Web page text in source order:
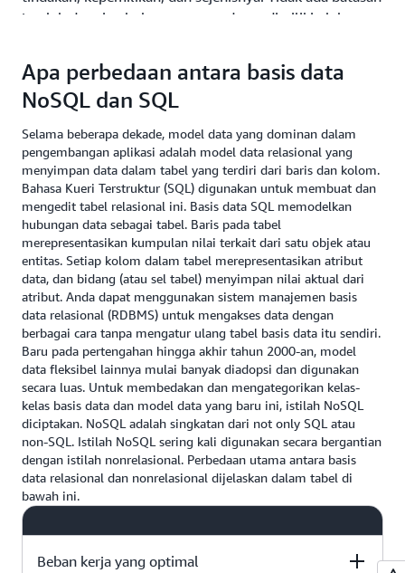
jumlah dan tipe hubungan yang dapat dimiliki oleh
grafik
untuk membuat dan menjalankan aplikasi yang
bekerja dengan set data yang sangat terhubung. Kasus
penggunaan umum untuk basis data grafik mencakup
jaringan media sosial, mesin rekomendasi, deteksi
dan grafik pengetahuan.Amazon Neptuneadalah
layanan basis data grafik terkelola penuh yang
mendukung model Grafik Properti dan Kerangka Kerja
Deskripsi Sumber Daya (RDF) dengan pilihan dua API
grafik (TinkerPop dan RDF/SPARQL).
Basis data dalam memori
Saat basis data nonrelasional lainnya menyimpan data
padadiskatau SSD,penyimpanan data dalam memori
didesain agar tidak perlu mengaksesdisk. Penyimpanan
data dalam memori ideal untuk aplikasi yang
membutuhkan waktu respons mikrodetik atau memiliki
lonjakan lalu lintas yang besar. Anda dapat
menggunakannya dalam aplikasigamedan teknologi
iklan untuk fitur, seperti papan peringkat, penyimpanan
sesi, dan analitik waktu nyata.
Redis
kompatibel dengan Redis dan tahan lama, yang
memberikan latensi baca mikrodetik, latensi tulis satu
Apa perbedaan antara basis data
NoSQL dan SQL
Selama beberapa dekade, model data yang dominan dalam
pengembangan aplikasi adalah model data relasional yang
menyimpan data dalam tabel yang terdiri dari baris dan kolom.
Bahasa Kueri Terstruktur (SQL) digunakan untuk membuat dan
mengedit tabel relasional ini. Basis data SQL memodelkan
hubungan data sebagai tabel. Baris pada tabel
merepresentasikan kumpulan nilai terkait dari satu objek atau
entitas. Setiap kolom dalam tabel merepresentasikan atribut
data, dan bidang (atau sel tabel) menyimpan nilai aktual dari
atribut. Anda dapat menggunakan sistem manajemen basis
data relasional (RDBMS) untuk mengakses data dengan
berbagai cara tanpa mengatur ulang tabel basis data itu sendiri.
Baru pada pertengahan hingga akhir tahun 2000-an, model
data fleksibel lainnya mulai banyak diadopsi dan digunakan
secara luas. Untuk membedakan dan mengategorikan kelas-
kelas basis data dan model data yang baru ini, istilah NoSQL
diciptakan. NoSQL adalah singkatan dari not only SQL atau
non-SQL. Istilah NoSQL sering kali digunakan secara bergantian
dengan istilah nonrelasional. Perbedaan utama antara basis
data relasional dan nonrelasional dijelaskan dalam tabel di
bawah ini.
Beban kerja yang optimal